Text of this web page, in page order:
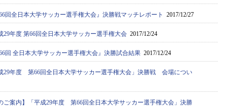
回全日本大学サッカー選手権大会』決勝戦マッチレポート 2017/12/27
29年度 第66回全日本大学サッカー選手権大会 2017/12/24
66回 全日本大学サッカー選手権大会』決勝試合結果 2017/12/24
29年度 第66回全日本大学サッカー選手権大会」決勝戦 会場につい
ご案内】「平成29年度 第66回全日本大学サッカー選手権大会」決勝